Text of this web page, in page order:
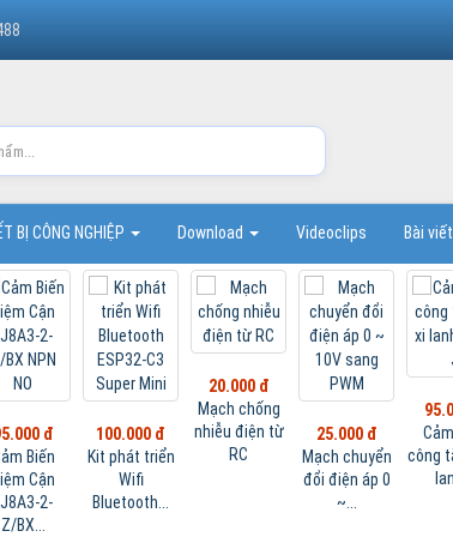
BỊ CÔNG NGHIỆP Download Videoclips Bài viết
đ
chuyển
điện áp 0
~...
Cảm biến
công tắc từ xi
lanh...
175.000 đ
Cảm biến
tiệm cận
Đồng hồ đo
điện có giọng
nói...